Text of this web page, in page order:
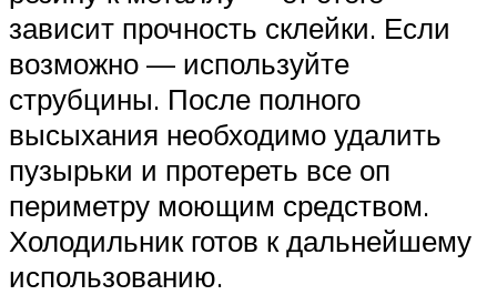
зависит прочность склейки. Если
возможно — используйте
струбцины. После полного
высыхания необходимо удалить
пузырьки и протереть все оп
периметру моющим средством.
Холодильник готов к дальнейшему
использованию.